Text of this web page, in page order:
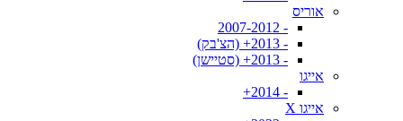
אוריס
- 2007-2012
- 2013+ (הצ'בק)
- 2013+ (סטיישן)
אייגו
- 2014+
אייגו X